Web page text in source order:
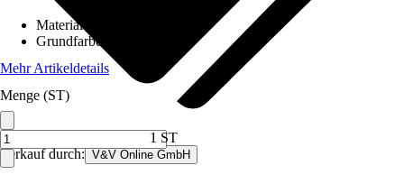
Verkauf durch: V&V Online GmbH
Material
Grundfarbe
Mehr Artikeldetails
Menge (ST)
1 ST